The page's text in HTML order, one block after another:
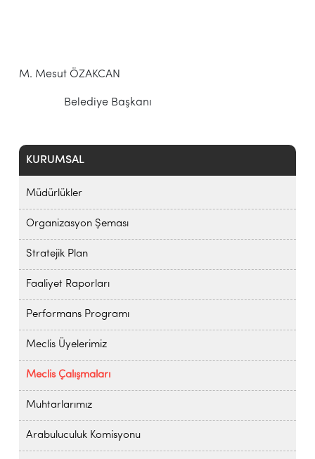
KURUMSAL
Müdürlükler
Organizasyon Şeması
Stratejik Plan
Faaliyet Raporları
Performans Programı
Meclis Üyelerimiz
Meclis Çalışmaları
Muhtarlarımız
Arabuluculuk Komisyonu
M. Mesut ÖZAKCAN
Belediye Başkanı